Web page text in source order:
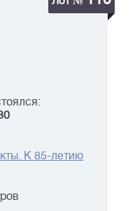
К 85-летию